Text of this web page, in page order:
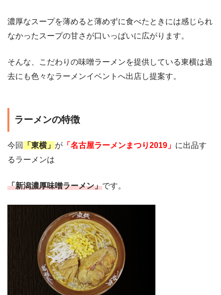
濃厚なスープを薄めると薄めずに食べたときには感じられ
なかったスープの甘さが口いっぱいに広がります。
そんな、こだわりの味噌ラーメンを提供している東横は過
去にも色々なラーメンイベントへ出店し提案す。
ラーメンの特徴
今回 「東横」 が 「名古屋ラーメンまつり2019」 に出品す
るラーメンは
「新潟濃厚味噌ラーメン」です。